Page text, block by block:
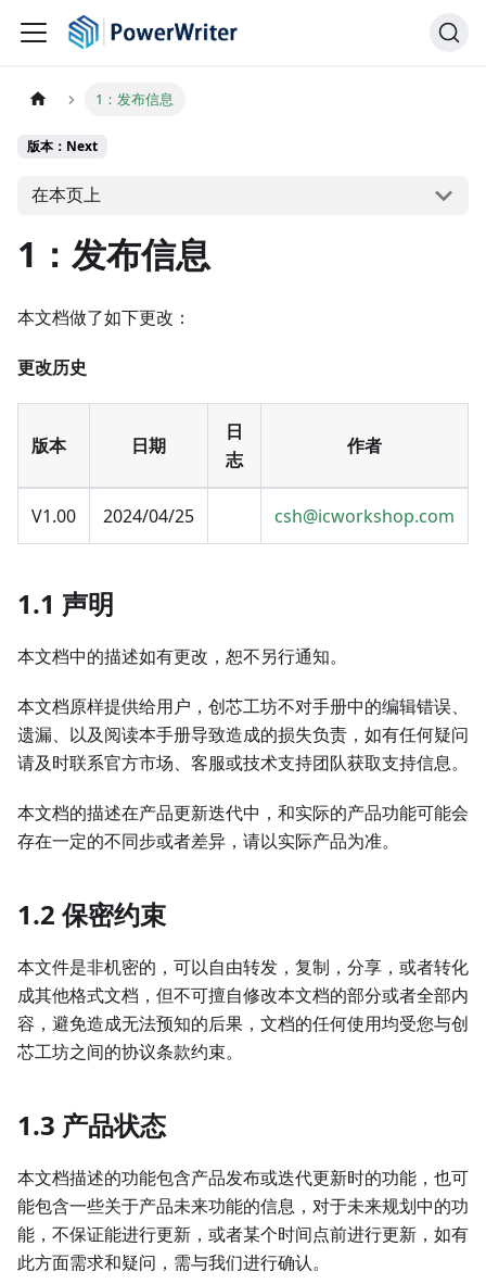
1：发布信息
版本：Next
在本页上
1：发布信息
本文档做了如下更改：
更改历史
版本 日期
日
志
作者
V1.00 2024/04/25 csh@icworkshop.com
1.1 声明
本文档中的描述如有更改，恕不另行通知。
本文档原样提供给用户，创芯工坊不对手册中的编辑错误、
遗漏、以及阅读本手册导致造成的损失负责，如有任何疑问
请及时联系官方市场、客服或技术支持团队获取支持信息。
本文档的描述在产品更新迭代中，和实际的产品功能可能会
存在一定的不同步或者差异，请以实际产品为准。
1.2 保密约束
本文件是非机密的，可以自由转发，复制，分享，或者转化
成其他格式文档，但不可擅自修改本文档的部分或者全部内
容，避免造成无法预知的后果，文档的任何使用均受您与创
芯工坊之间的协议条款约束。
1.3 产品状态
本文档描述的功能包含产品发布或迭代更新时的功能，也可
能包含一些关于产品未来功能的信息，对于未来规划中的功
能，不保证能进行更新，或者某个时间点前进行更新，如有
此方面需求和疑问，需与我们进行确认。